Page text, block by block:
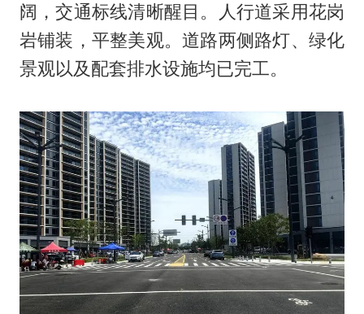
阔，交通标线清晰醒目。人行道采用花岗
岩铺装，平整美观。道路两侧路灯、绿化
景观以及配套排水设施均已完工。